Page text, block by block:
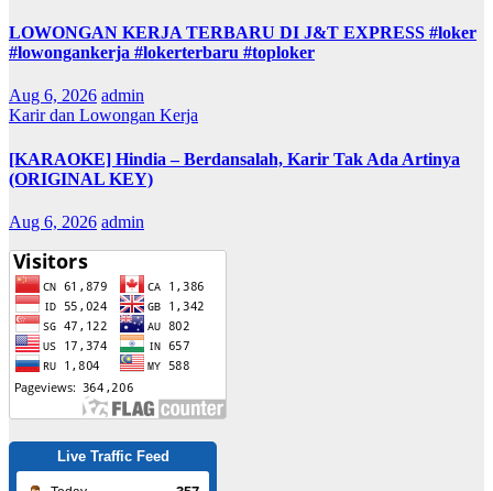
LOWONGAN KERJA TERBARU DI J&T EXPRESS #loker
#lowongankerja #lokerterbaru #toploker
Aug 6, 2026 admin
Karir dan Lowongan Kerja
[KARAOKE] Hindia – Berdansalah, Karir Tak Ada Artinya
(ORIGINAL KEY)
Aug 6, 2026 admin
Live Traffic Feed